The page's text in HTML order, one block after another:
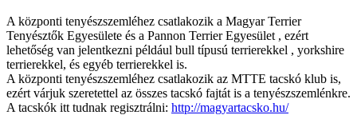
A központi tenyészszemléhez csatlakozik a Magyar Terrier
Tenyésztők Egyesülete és a Pannon Terrier Egyesület , ezért
lehetőség van jelentkezni például bull típusú terrierekkel , yorkshire
terrierekkel, és egyéb terrierekkel is.
A központi tenyészszemléhez csatlakozik az MTTE tacskó klub is,
ezért várjuk szeretettel az összes tacskó fajtát is a tenyészszemlénkre.
A tacskók itt tudnak regisztrálni: http://magyartacsko.hu/